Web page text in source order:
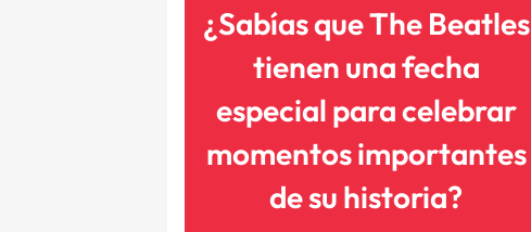
¿Sabías que The Beatles
tienen una fecha
especial para celebrar
momentos importantes
de su historia?